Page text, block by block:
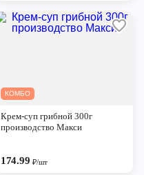
КОМБО
Крем-суп грибной 300г
производство Макси
174.99 ₽/шт